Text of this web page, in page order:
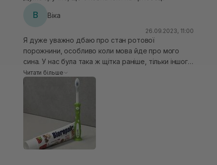
В Віка
26.09.2023, 11:00
Я дуже уважно дбаю про стан ротової
порожнини, особливо коли мова йде про мого
сина. У нас була така ж щітка раніше, тільки іншого
кольору. Щодо її характеристик, вона дуже
ефективно очищає зуби і не викликає подразнень
ясен, а ще зручна для тримання дитячої руки.
Дизайн робить процес чищення зубів навіть
цікавішим, оскільки, як каже наш син: якщо не
чистити зубки, то залишиться один зуб, як в
монастирика на зубній щітці.:)
Читати більше